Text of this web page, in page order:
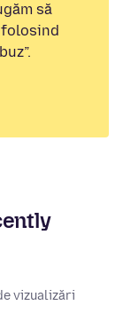
să
vizualizări